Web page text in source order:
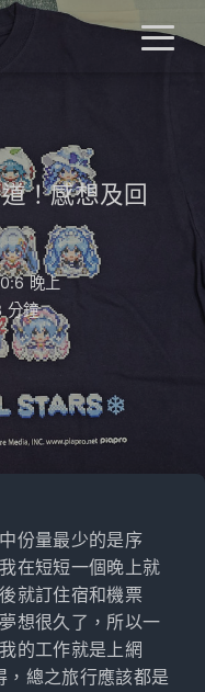
！感想及回
晚上
分鐘
份量最少的是序
在短短一個晚上就
就訂住宿和機票
想很久了，所以一
的工作就是上網
總之旅行應該都是